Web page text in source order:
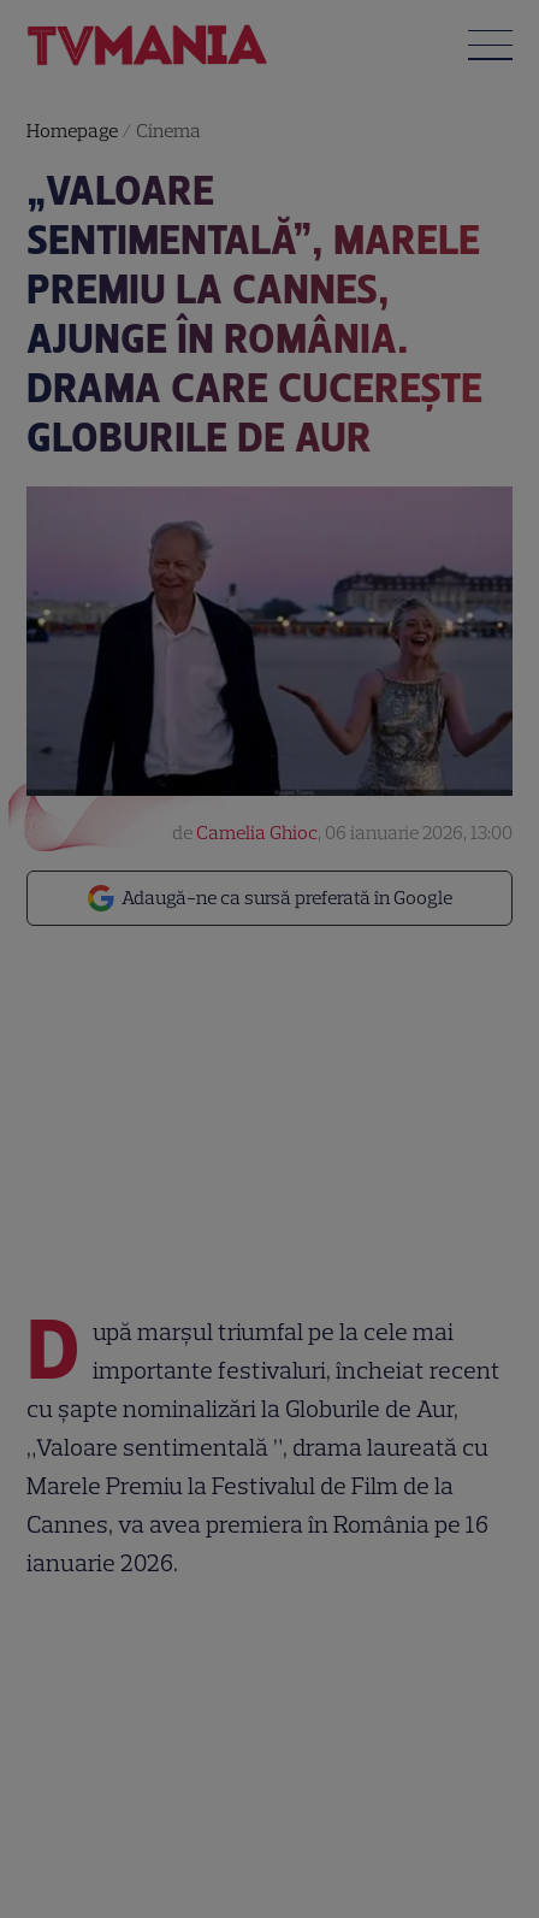
Homepage / Cinema
„VALOARE
SENTIMENTALĂ”, MARELE
PREMIU LA CANNES,
AJUNGE ÎN ROMÂNIA.
DRAMA CARE CUCEREȘTE
GLOBURILE DE AUR
Adaugă-ne ca sursă preferată în Google
de Camelia Ghioc, 06 ianuarie 2026, 13:00
D upă marșul triumfal pe la cele mai
importante festivaluri, încheiat recent
cu șapte nominalizări la Globurile de Aur,
„Valoare sentimentală ”, drama laureată cu
Marele Premiu la Festivalul de Film de la
Cannes, va avea premiera în România pe 16
ianuarie 2026.